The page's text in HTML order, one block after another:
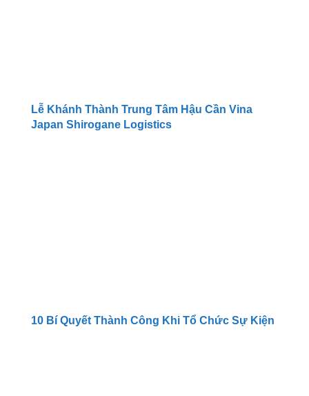
Lễ Khánh Thành Trung Tâm Hậu Cần Vina
Japan Shirogane Logistics
10 Bí Quyết Thành Công Khi Tổ Chức Sự Kiện